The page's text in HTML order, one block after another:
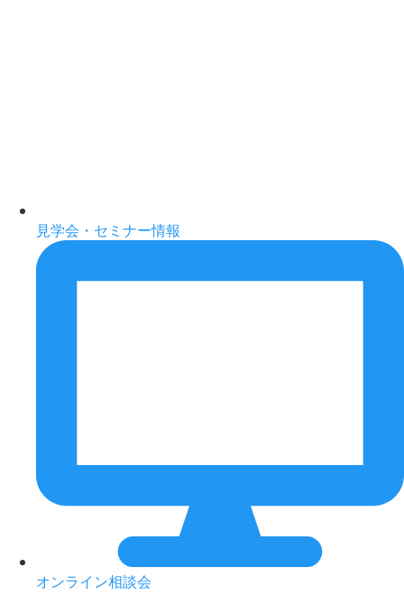
見学会・セミナー情報
オンライン相談会